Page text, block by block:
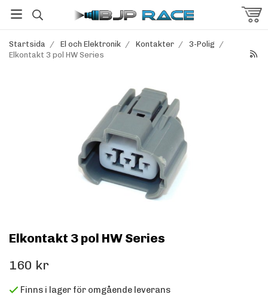
Startsida / El och Elektronik / Kontakter / 3-Polig /
Elkontakt 3 pol HW Series
Elkontakt 3 pol HW Series
160 kr
Finns i lager för omgående leverans